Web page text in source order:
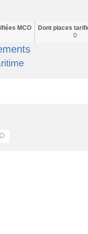
MCO
Dont places
0